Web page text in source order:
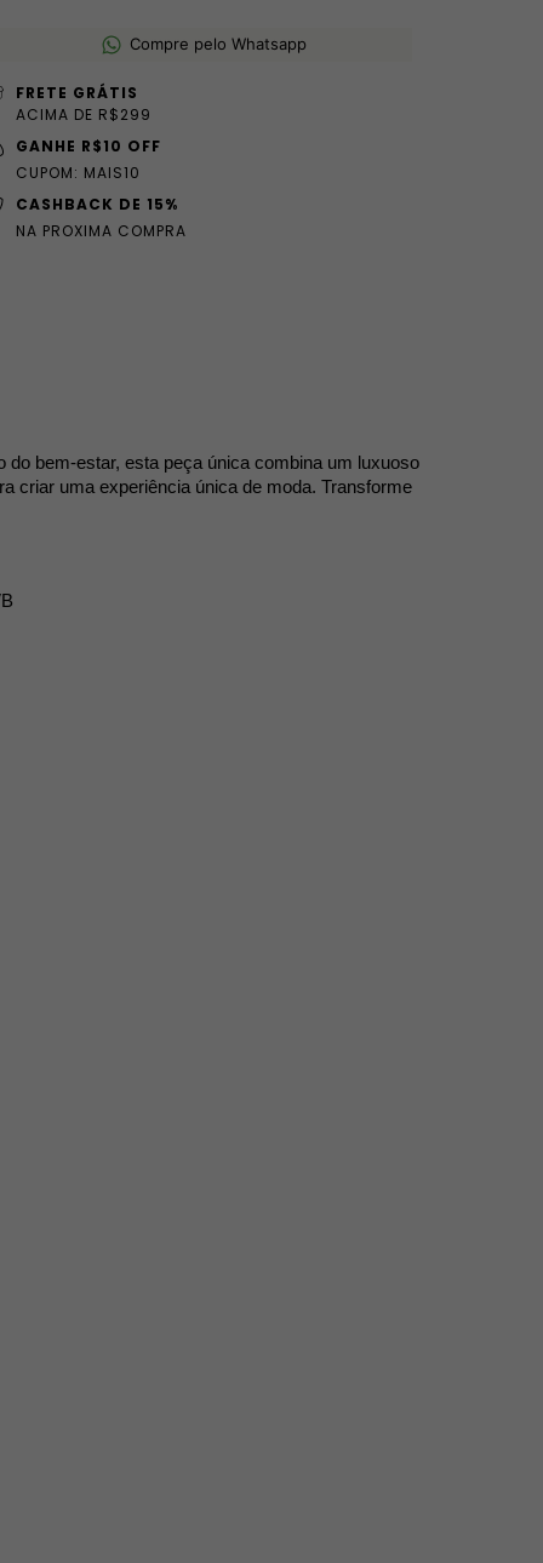
Compre pelo Whatsapp
FRETE GRÁTIS
ACIMA DE R$299
GANHE R$10 OFF
CUPOM: MAIS10
CASHBACK DE 15%
NA PROXIMA COMPRA
bem-estar, esta peça única combina um luxuoso
criar uma experiência única de moda. Transforme